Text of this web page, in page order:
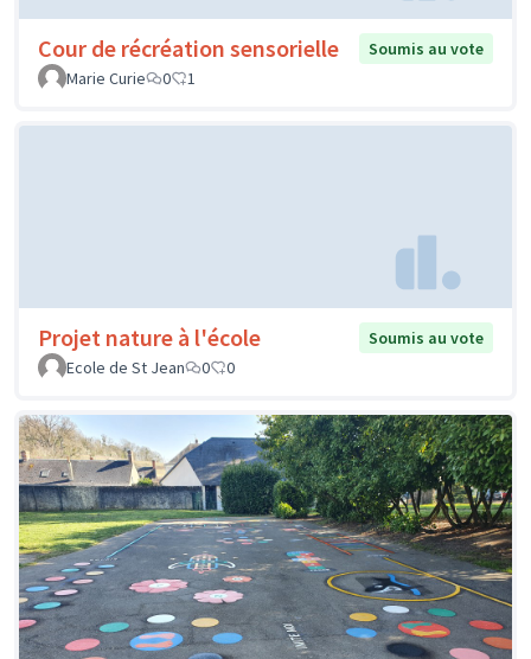
Cour de récréation sensorielle
Soumis au vote
Marie Curie
0 1
Projet nature à l'école
Soumis au vote
Ecole de St Jean
0 0